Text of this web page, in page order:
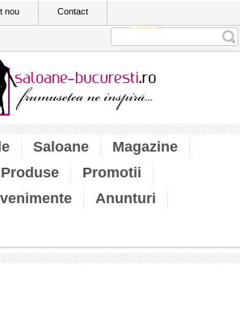
nou Contact
Saloane
Magazine
Produse
Promotii
Anunturi